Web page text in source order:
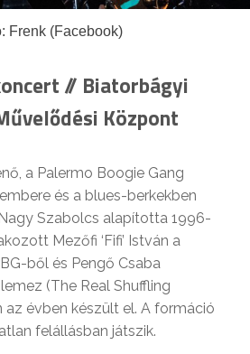
Frenk (Facebook)
// Biatorbágyi
Központ
a Palermo Boogie Gang
és a blues-berkekben
Szabolcs alapította 1996-
Mezőfi ‘Fifi’ István a
ből és Pengő Csaba
(The Real Shuffling
az évben készült el. A formáció
felállásban játszik.